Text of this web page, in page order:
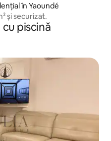
în Yaoundé
și securizat.
piscină